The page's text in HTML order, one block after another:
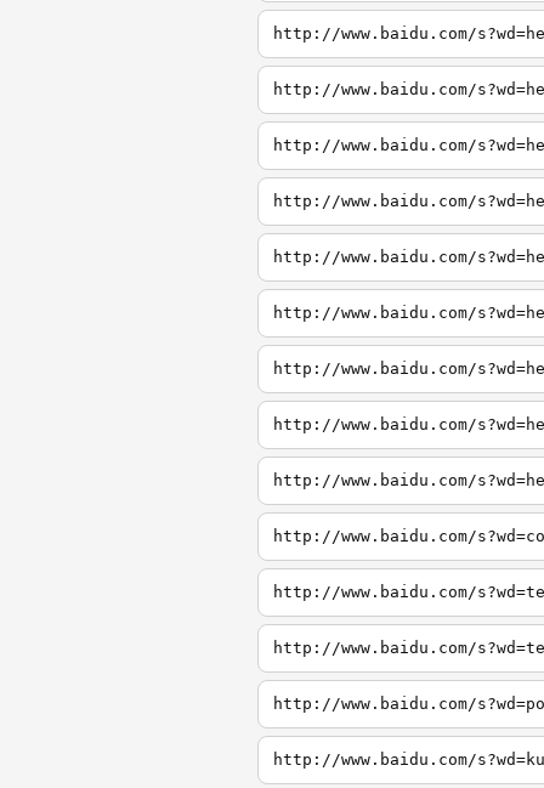
http://www.baidu.com/
http://www.baidu.com/
http://www.baidu.com/
http://www.baidu.com/
http://www.baidu.com/
http://www.baidu.com/
http://www.baidu.com/
http://www.baidu.com/
http://www.baidu.com/
http://www.baidu.com/
http://www.baidu.com/
http://www.baidu.com/
http://www.baidu.com/
http://www.baidu.com/